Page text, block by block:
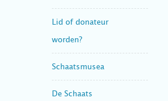
Lid of donateur
worden?
Schaatsmusea
De Schaats